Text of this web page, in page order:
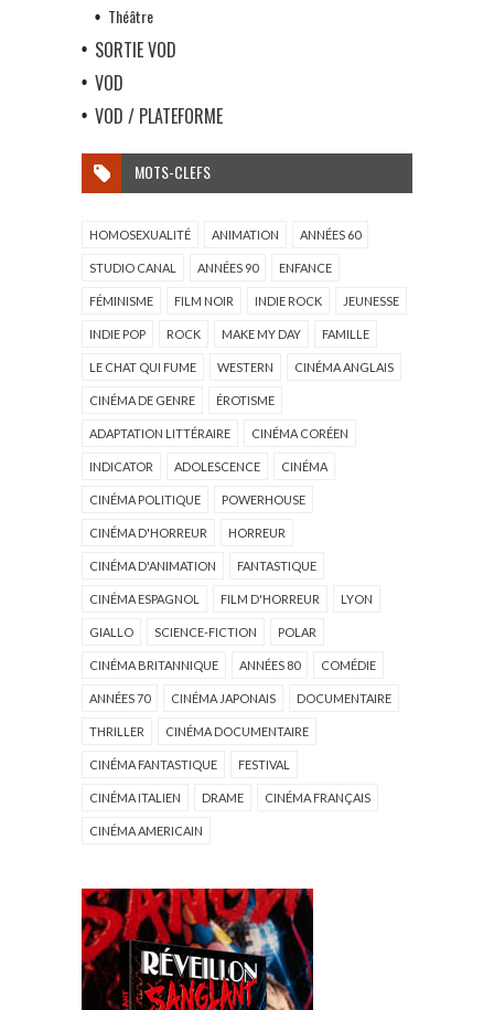
Théâtre
SORTIE VOD
VOD
VOD / PLATEFORME
MOTS-CLEFS
HOMOSEXUALITÉ ANIMATION ANNÉES 60
STUDIO CANAL ANNÉES 90 ENFANCE
FÉMINISME FILM NOIR INDIE ROCK JEUNESSE
INDIE POP ROCK MAKE MY DAY FAMILLE
LE CHAT QUI FUME WESTERN CINÉMA ANGLAIS
CINÉMA DE GENRE ÉROTISME
ADAPTATION LITTÉRAIRE CINÉMA CORÉEN
INDICATOR ADOLESCENCE CINÉMA
CINÉMA POLITIQUE POWERHOUSE
CINÉMA D'HORREUR HORREUR
CINÉMA D'ANIMATION FANTASTIQUE
CINÉMA ESPAGNOL FILM D'HORREUR LYON
GIALLO SCIENCE-FICTION POLAR
CINÉMA BRITANNIQUE ANNÉES 80 COMÉDIE
ANNÉES 70 CINÉMA JAPONAIS DOCUMENTAIRE
THRILLER CINÉMA DOCUMENTAIRE
CINÉMA FANTASTIQUE FESTIVAL
CINÉMA ITALIEN DRAME CINÉMA FRANÇAIS
CINÉMA AMERICAIN